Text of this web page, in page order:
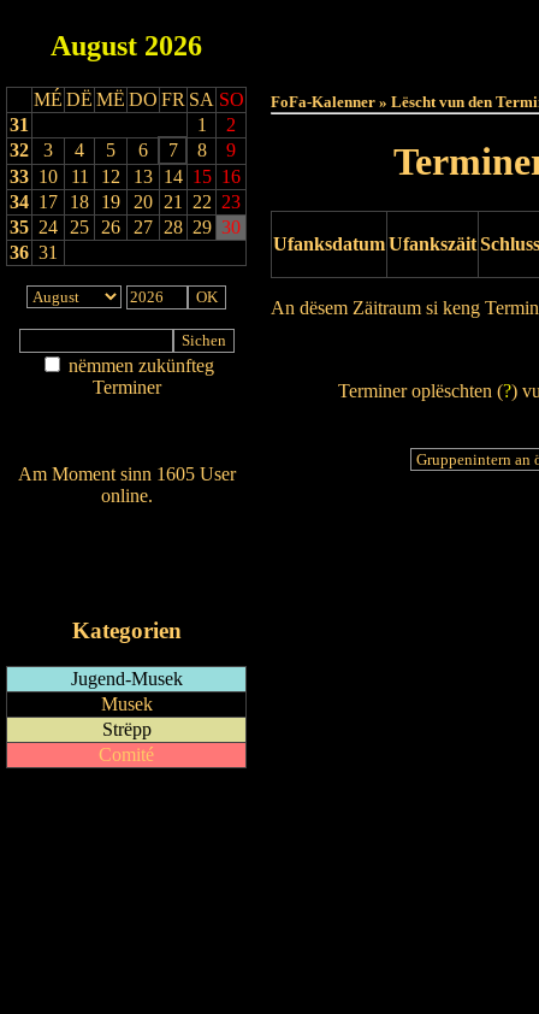
August 2026
MÉ DË MË DO FR SA SO
31
1
2
32
3 4 5 6 7 8
9
33 10 11 12 13 14 15 16
34 17 18 19 20 21 22 23
35 24 25 26 27 28 29 30
36 31
nëmmen zukünfteg
Terminer
Am Moment sinn 1605 User
online.
Kategorien
Jugend-Musek
Musek
Strëpp
Comité
FoFa-Kalenner » Lëscht vun den
UfanksdatumUfankszäit
An dësem Zäitraum si keng
Terminer oplëschten (?)